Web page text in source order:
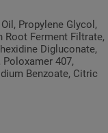
Propylene Glycol,
Root Ferment Filtrate,
Digluconate,
407,
Benzoate, Citric